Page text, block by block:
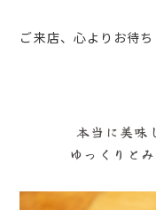
ご来店、心よりお待ち
本当に美味
ゆっくりと